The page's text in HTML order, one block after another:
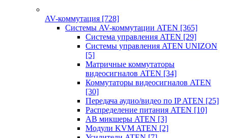
AV-коммутация [728]
Системы AV-коммутации ATEN [365]
Система управления ATEN [29]
Системы управления ATEN UNIZON
[5]
Матричные коммутаторы
видеосигналов ATEN [34]
Коммутаторы видеосигналов ATEN
[30]
Передача аудио/видео по IP ATEN [25]
Распределение питания ATEN [10]
АВ микшеры ATEN [3]
Модули KVM ATEN [2]